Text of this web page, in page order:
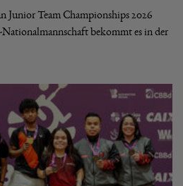
Junior Team Championships 2026
Nationalmannschaft bekommt es in der